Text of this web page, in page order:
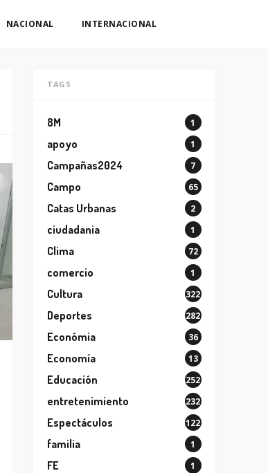
NACIONAL INTERNACIONAL
TAGS
8M 1
apoyo 1
Campañas2024 7
Campo 65
Catas Urbanas 2
ciudadania 1
Clima 72
comercio 1
Cultura 322
Deportes 282
Económia 36
Economía 13
Educación 252
entretenimiento 232
Espectáculos 122
familia 1
FE 1